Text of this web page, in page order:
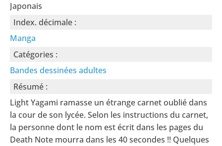
Japonais
Index. décimale :
Manga
Catégories :
Bandes dessinées adultes
Résumé :
Light Yagami ramasse un étrange carnet oublié dans
la cour de son lycée. Selon les instructions du carnet,
la personne dont le nom est écrit dans les pages du
Death Note mourra dans les 40 secondes !! Quelques